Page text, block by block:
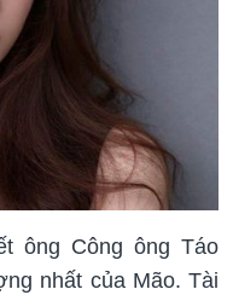
ông Công ông Táo
nhất của Mão. Tài